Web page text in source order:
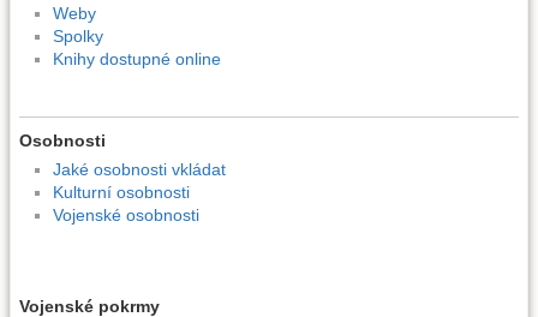
Weby
Spolky
Knihy dostupné online
Osobnosti
Jaké osobnosti vkládat
Kulturní osobnosti
Vojenské osobnosti
Vojenské pokrmy